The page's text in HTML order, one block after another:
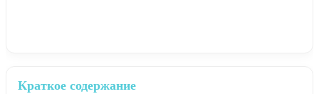
Краткое содержание